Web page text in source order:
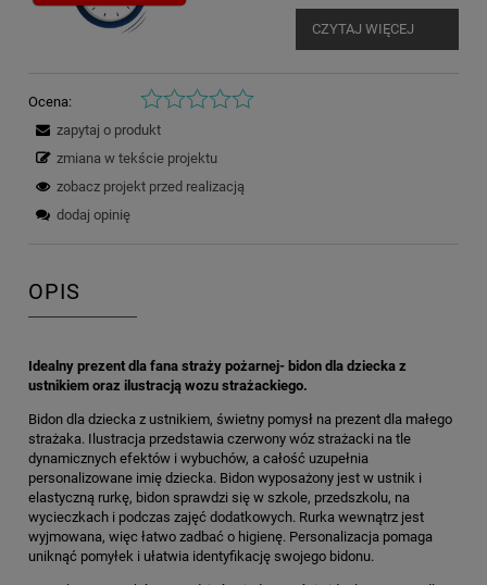
CZYTAJ WIĘCEJ
Ocena:
zapytaj o produkt
zmiana w tekście projektu
zobacz projekt przed realizacją
dodaj opinię
OPIS
Idealny prezent dla fana straży pożarnej- bidon dla dziecka z
ustnikiem oraz ilustracją wozu strażackiego.
Bidon dla dziecka z ustnikiem, świetny pomysł na prezent dla małego
strażaka. Ilustracja przedstawia czerwony wóz strażacki na tle
dynamicznych efektów i wybuchów, a całość uzupełnia
personalizowane imię dziecka. Bidon wyposażony jest w ustnik i
elastyczną rurkę, bidon sprawdzi się w szkole, przedszkolu, na
wycieczkach i podczas zajęć dodatkowych. Rurka wewnątrz jest
wyjmowana, więc łatwo zadbać o higienę. Personalizacja pomaga
uniknąć pomyłek i ułatwia identyfikację swojego bidonu.